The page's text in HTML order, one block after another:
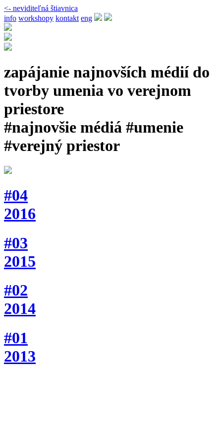
<- neviditeľná štiavnica
info workshopy kontakt eng
zapájanie najnovších médií do
tvorby umenia vo verejnom
priestore
#najnovšie médiá #umenie
#verejný priestor
#04
2016
#03
2015
#02
2014
#01
2013